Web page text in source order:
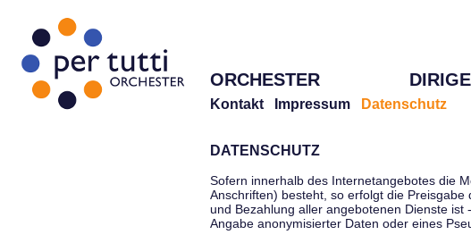
ORCHESTER
Kontakt Impressum Datenschutz
DATENSCHUTZ
Sofern innerhalb des Internetangebotes die
Anschriften) besteht, so erfolgt die
und Bezahlung aller angebotenen Dienste
Angabe anonymisierter Daten oder eines